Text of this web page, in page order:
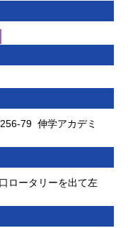
79 伸学アカデミ
ロータリーを出て左